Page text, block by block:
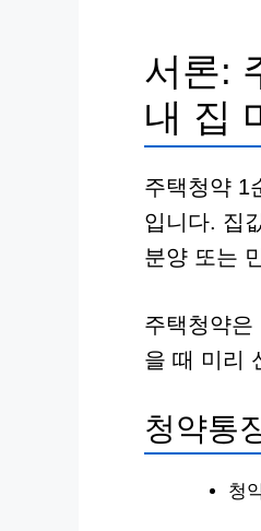
서론:
내 집
주택청약 1
입니다. 집
분양 또는
주택청약은
을 때 미리
청약통
청